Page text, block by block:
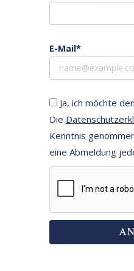
E-Mail*
Ja, ich möchte
Die
Kenntnis
eine Abmeldung